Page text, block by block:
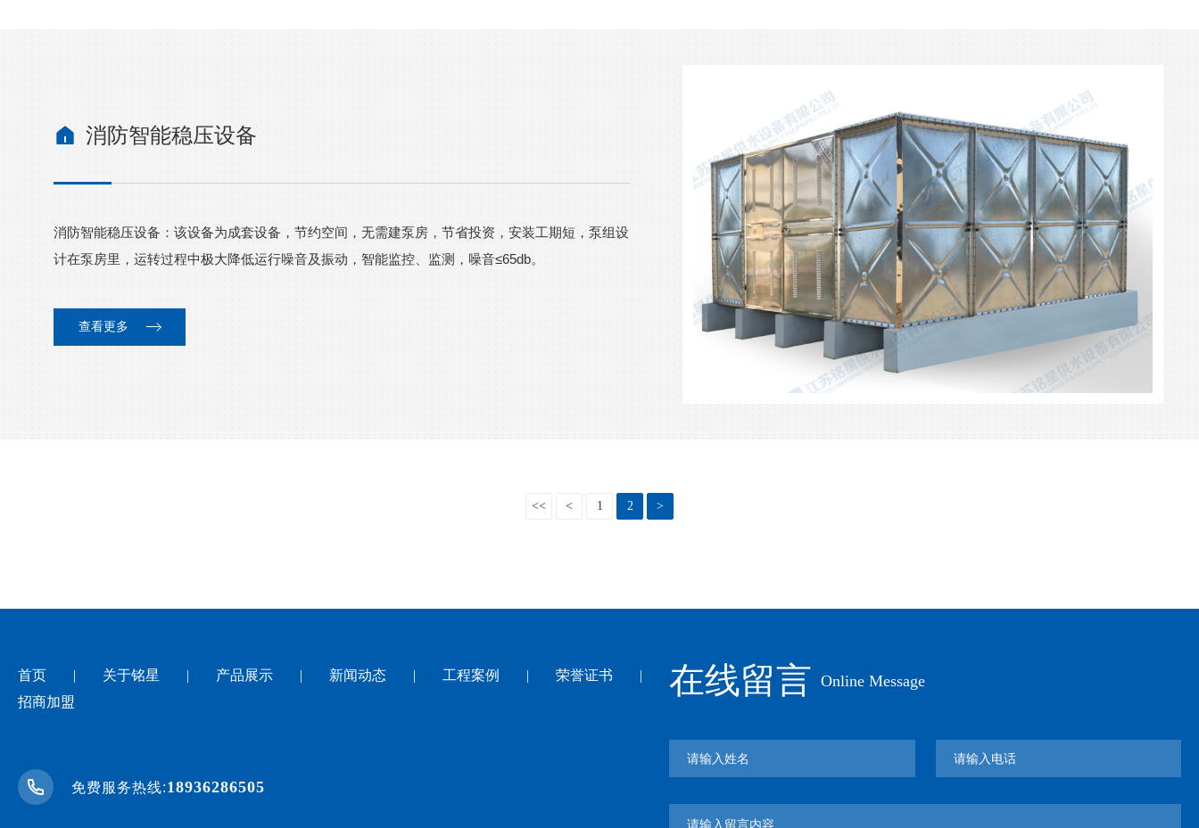
消防智能稳压设备
消防智能稳压设备：该设备为成套设备，节约空间，无需建泵房，节省投资，安装工期短，泵组设
计在泵房里，运转过程中极大降低运行噪音及振动，智能监控、监测，噪音≤65db。
查看更多
<< < 1 2 >
首页 | 关于铭星 | 产品展示 | 新闻动态 | 工程案例 | 荣誉证书
|
招商加盟
免费服务热线:18936286505
在线留言 Online Message